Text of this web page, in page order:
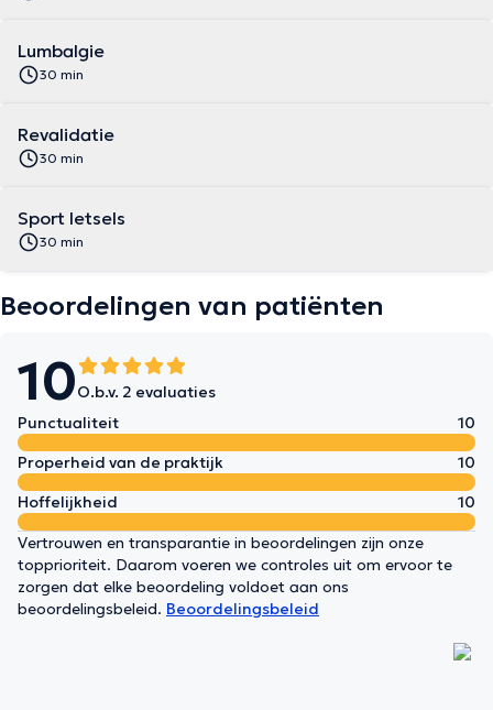
Lumbalgie
30 min
Revalidatie
30 min
Sport letsels
30 min
Beoordelingen van patiënten
10O.b.v. 2 evaluaties
Punctualiteit
10
Properheid van de praktijk
10
Hoffelijkheid
10
Vertrouwen en transparantie in beoordelingen zijn onze
topprioriteit. Daarom voeren we controles uit om ervoor te
zorgen dat elke beoordeling voldoet aan ons
beoordelingsbeleid. Beoordelingsbeleid